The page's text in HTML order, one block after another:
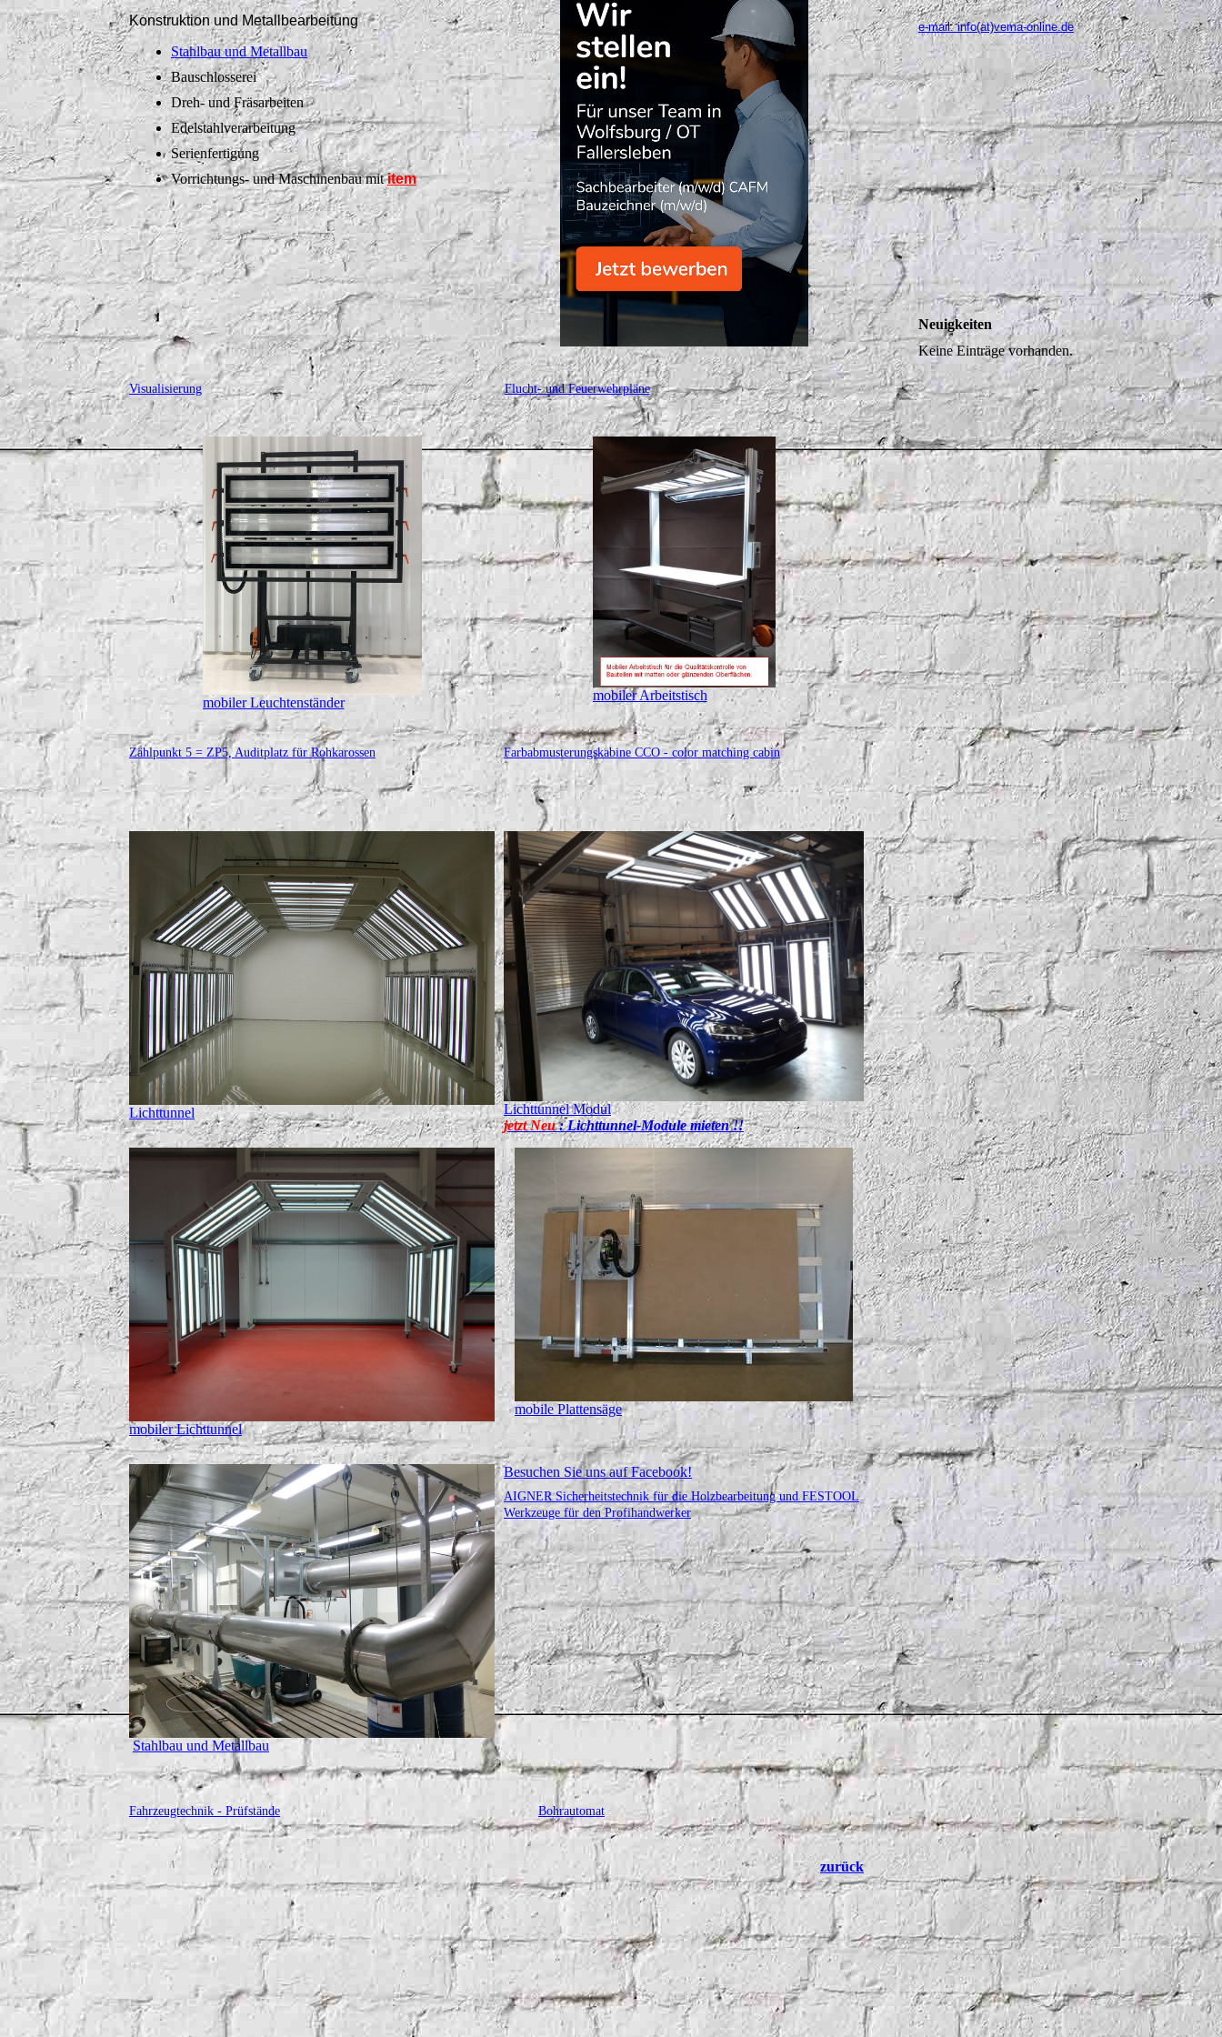
Konstruktion und Metallbearbeitung
Stahlbau und Metallbau
Bauschlosserei
Dreh- und Fräsarbeiten
Edelstahlverarbeitung
Serienfertigung
Vorrichtungs- und Maschinenbau mititem
Visualisierung Flucht- und Feuerwehrpläne
mobiler Leuchtenständer mobiler Arbeitstisch
Zählpunkt 5 = ZP5, Auditplatz für Rohkarossen Farbabmusterungskabine CCO - color matching cabin
Lichttunnel
Lichttunnel Modul
jetzt Neu: Lichttunnel-Module mieten !!
mobiler Lichttunnel
mobile Plattensäge
Stahlbau und Metallbau
Besuchen Sie uns auf Facebook!
AIGNER Sicherheitstechnik für die Holzbearbeitung und FESTOOL
Werkzeuge für den Profihandwerker
Fahrzeugtechnik - Prüfstände Bohrautomat
zurück
e-mail: info(at)vema-online.de
Neuigkeiten
Keine Einträge vorhanden.